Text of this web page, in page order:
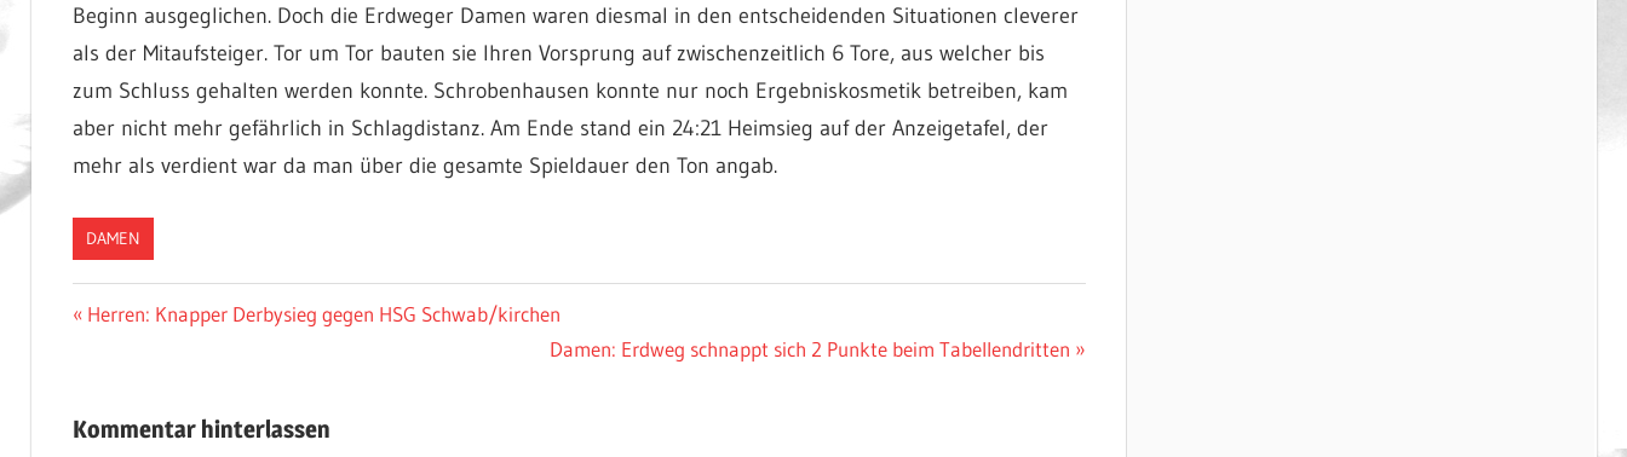
Beginn ausgeglichen. Doch die Erdweger Damen waren diesmal in den entscheidenden Situationen cleverer
als der Mitaufsteiger. Tor um Tor bauten sie Ihren Vorsprung auf zwischenzeitlich 6 Tore, aus welcher bis
zum Schluss gehalten werden konnte. Schrobenhausen konnte nur noch Ergebniskosmetik betreiben, kam
aber nicht mehr gefährlich in Schlagdistanz. Am Ende stand ein 24:21 Heimsieg auf der Anzeigetafel, der
mehr als verdient war da man über die gesamte Spieldauer den Ton angab.
DAMEN
Beitragsnavigation
Vorheriger
Herren: Knapper Derbysieg gegen HSG Schwab/kirchen
Nächster
Damen: Erdweg schnappt sich 2 Punkte beim Tabellendritten
Kommentar hinterlassen